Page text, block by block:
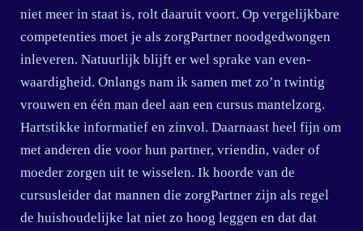
niet meer in staat is, rolt daaruit voort. Op vergelijkbare
competenties moet je als zorgPartner noodgedwongen
inleveren. Natuurlijk blijft er wel sprake van even-
waardigheid. Onlangs nam ik samen met zo’n twintig
vrouwen en één man deel aan een cursus mantelzorg.
Hartstikke informatief en zinvol. Daarnaast heel fijn om
met anderen die voor hun partner, vriendin, vader of
moeder zorgen uit te wisselen. Ik hoorde van de
cursusleider dat mannen die zorgPartner zijn als regel
de huishoudelijke lat niet zo hoog leggen en dat dat